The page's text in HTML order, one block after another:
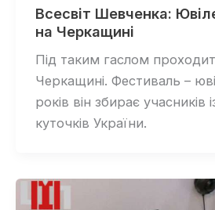
Всесвіт Шевченка:
на Черкащині
Під таким гаслом
Черкащині. Фестиваль –
років він збирає учасників
куточків України.